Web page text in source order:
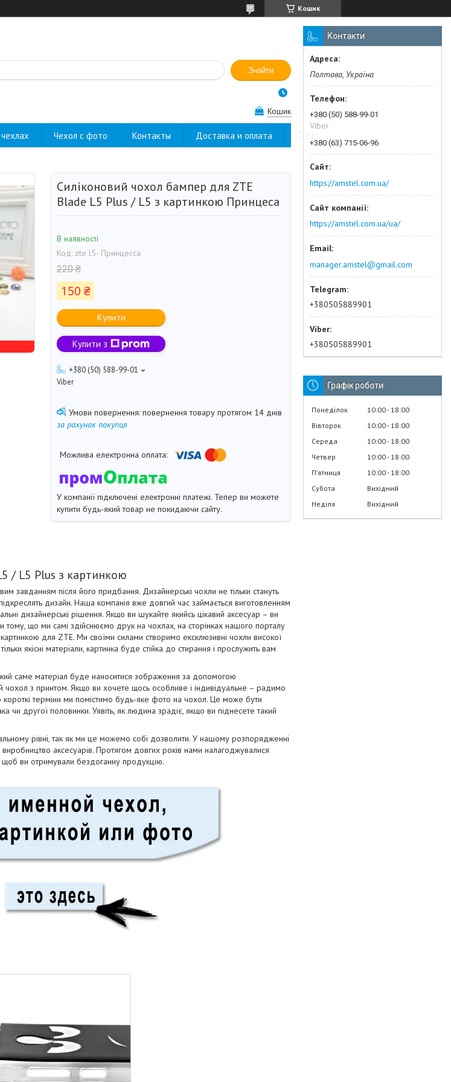
Кошик
Знайти
Кошик
Чехол с фото Контакты Доставка и оплата О нас
Силіконовий чохол бампер для ZTE
Blade L5 Plus / L5 з картинкою Принцеса
В наявності
Код: zte l5- Принцесса
220 ₴
150 ₴
Купити
Купити з
+380 (50) 588-99-01
Viber
повернення товару протягом 14 днів
за рахунок покупця
У компанії підключені електронні платежі. Тепер ви можете
купити будь-який товар не покидаючи сайту.
/ L5 Plus з картинкою
завданням після його придбання. Дизайнерські чохли не тільки стануть
дизайн. Наша компанія вже довгий час займається виготовленням
дизайнерські рішення. Якщо ви шукайте якийсь цікавий аксесуар – ви
що ми самі здійснюємо друк на чохлах, на сторінках нашого порталу
картинкою для ZTE. Ми своїми силами створимо ексклюзивні чохли високої
якісні матеріали, картинка буде стійка до стирання і прослужить вам
саме матеріал буде наноситися зображення за допомогою
чохол з принтом. Якщо ви хочете щось особливе і індивідуальне – радимо
терміни ми помістимо будь-яке фото на чохол. Це може бути
чи другої половинки. Уявіть, як людина зрадіє, якщо ви піднесете такий
рівні, так як ми це можемо собі дозволити. У нашому розпорядженні
виробництво аксесуарів. Протягом довгих років нами налагоджувалися
щоб ви отримували бездоганну продукцію.
Контакти
Полтава, Україна
+380 (50) 588-99-01
Viber
+380 (63) 715-06-96
https://amstel.com.ua/
https://amstel.com.ua/ua/
manager.amstel@gmail.com
+380505889901
+380505889901
Графік роботи
Понеділок 10:00 18:00
Вівторок
10:00 18:00
Середа
10:00 18:00
Четвер
10:00 18:00
Пʼятниця
10:00 18:00
Субота
Вихідний
Неділя
Вихідний